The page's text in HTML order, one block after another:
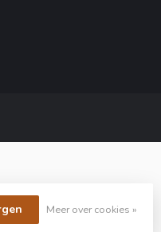
Meer over cookies »